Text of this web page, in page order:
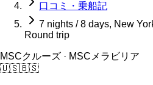
口コミ・乗船記
7 nights / 8 days, New
Round trip
MSCクルーズ · MSCメラビリア
🇺🇸🇧🇸